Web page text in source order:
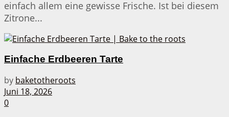
einfach allem eine gewisse Frische. Ist bei diesem
Zitrone...
Einfache Erdbeeren Tarte
by baketotheroots
Juni 18, 2026
0